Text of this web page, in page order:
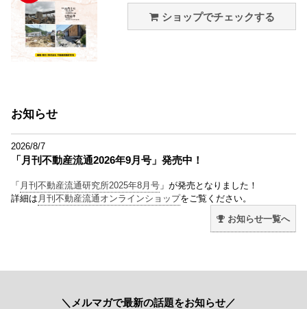
ショップでチェックする
お知らせ
2026/8/7
「月刊不動産流通2026年9月号」発売中！
「 月刊不動産流通研究所2025年8月号 」が発売となりました！
詳細は 月刊不動産流通オンラインショップをご覧ください。
お知らせ一覧へ
＼メルマガで最新の話題をお知らせ／